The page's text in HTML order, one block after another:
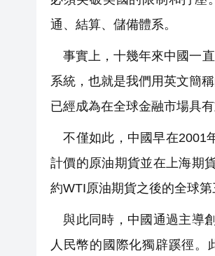
通、結算、儲備體系。
事實上，十幾年來中國一
系統，也就是我們用英文簡
已經成為在全球金融市場具
不僅如此，中國早在2001
計價的原油期貨並在上海期
約WTI原油期貨之後的全球第
與此同時，中國通過主導
人民幣的國際化獨辟蹊徑